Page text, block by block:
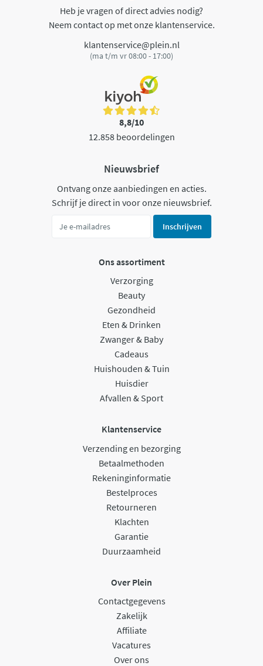
Heb je vragen of direct advies nodig?
Neem contact op met onze klantenservice.
klantenservice@plein.nl
(ma t/m vr 08:00 - 17:00)
8,8/10
12.858 beoordelingen
Nieuwsbrief
Ontvang onze aanbiedingen en acties.
Schrijf je direct in voor onze nieuwsbrief.
Inschrijven
Ons assortiment
Verzorging
Beauty
Gezondheid
Eten & Drinken
Zwanger & Baby
Cadeaus
Huishouden & Tuin
Huisdier
Afvallen & Sport
Klantenservice
Verzending en bezorging
Betaalmethoden
Rekeninginformatie
Bestelproces
Retourneren
Klachten
Garantie
Duurzaamheid
Over Plein
Contactgegevens
Zakelijk
Affiliate
Vacatures
Over ons